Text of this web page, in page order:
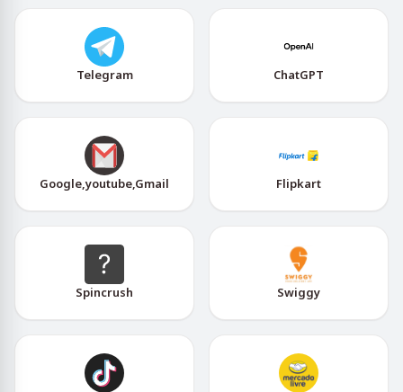
Telegram ChatGPT
Google,youtube,Gmail Flipkart
Spincrush Swiggy